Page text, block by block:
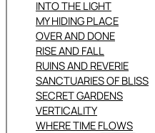
INTO THE LIGHT
MY HIDING PLACE
OVER AND DONE
RISE AND FALL
RUINS AND REVERIE
SANCTUARIES OF BLISS
SECRET GARDENS
VERTICALITY
WHERE TIME FLOWS